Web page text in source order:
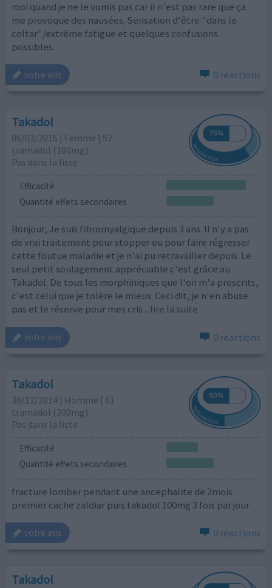
moi quand je ne le vomis pas car il n'est pas rare que ça
me provoque des nausées. Sensation d'être "dans le
coltar"/extrême fatigue et quelques confusions
possibles.
votre avis 0 réactions
Takadol
06/03/2015 | Femme | 52
tramadol (100mg)
Pas dans la liste
Efficacité
Quantité effets secondaires
Bonjour, Je suis fibromyalgique depuis 3 ans. Il n'y a pas
de vrai traitement pour stopper ou pour faire régresser
cette foutue maladie et je n'ai pu retravailler depuis. Le
seul petit soulagement appréciable c'est grâce au
Takadol. De tous les morphiniques que l'on m'a prescrits,
c'est celui que je tolère le mieux. Ceci dit, je n'en abuse
pas et le réserve pour mes cris ...lire la suite
votre avis 0 réactions
Takadol
30/12/2014 | Homme | 61
tramadol (300mg)
Pas dans la liste
Efficacité
Quantité effets secondaires
fracture lomber pendant une ancephalite de 2mois
premier cache zaldiar puis takadol 100mg 3 fois par jour
votre avis 0 réactions
Takadol